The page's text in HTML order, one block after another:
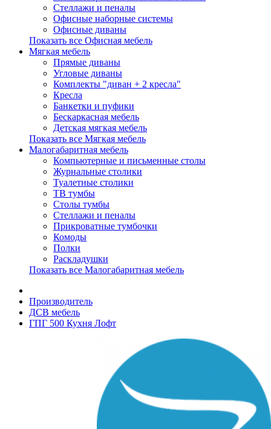
Стеллажи и пеналы
Офисные наборные системы
Офисные диваны
Показать все Офисная мебель
Мягкая мебель
Прямые диваны
Угловые диваны
Комплекты "диван + 2 кресла"
Кресла
Банкетки и пуфики
Бескаркасная мебель
Детская мягкая мебель
Показать все Мягкая мебель
Малогабаритная мебель
Компьютерные и письменные столы
Журнальные столики
Туалетные столики
ТВ тумбы
Столы тумбы
Стеллажи и пеналы
Прикроватные тумбочки
Комоды
Полки
Раскладушки
Показать все Малогабаритная мебель
Производитель
ДСВ мебель
ГПГ 500 Кухня Лофт